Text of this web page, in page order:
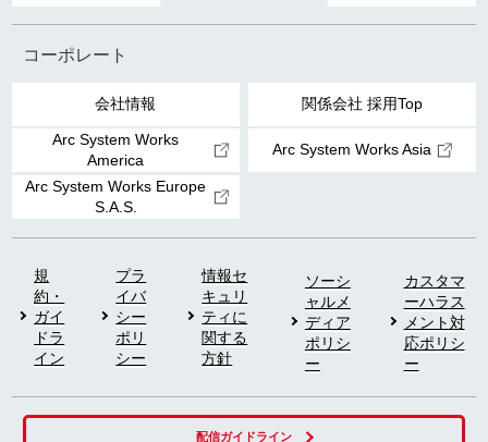
コーポレート
会社情報 関係会社 採用Top
Arc System Works
America
Arc System Works Asia
Arc System Works Europe
S.A.S.
規
約・
ガイ
ドラ
イン
プラ
イバ
シー
ポリ
シー
情報セ
キュリ
ティに
関する
方針
ソーシ
ャルメ
ディア
ポリシ
ー
カスタマ
ーハラス
メント対
応ポリシ
ー
配信ガイドライン